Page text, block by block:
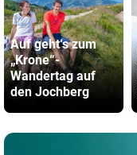
Auf geht‘s zum
„Krone“-
Wandertag auf
den Jochberg